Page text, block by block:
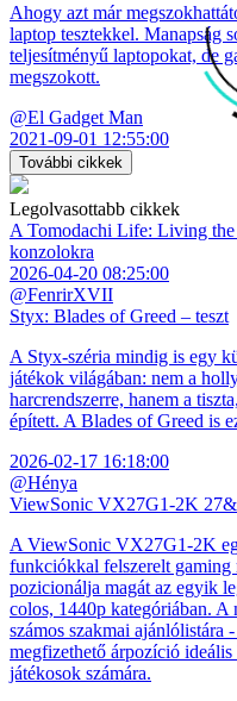
Ahogy azt már
laptop tesztekkel. Manapság
teljesítményű laptopokat, de
megszokott.
@El Gadget Man
2021-09-01 12:55:00
További cikkek
Legolvasottabb cikkek
A Tomodachi Life: Living
konzolokra
2026-04-20 08:25:00
@FenrirXVII
Styx: Blades of Greed – teszt
A Styx-széria mindig is egy
játékok világában: nem a
harcrendszerre, hanem a
épített. A Blades of Greed is
2026-02-17 16:18:00
@Hénya
ViewSonic VX27G1-2K
A ViewSonic VX27G1-2K
funkciókkal felszerelt
pozicionálja magát az egyik
colos, 1440p kategóriában.
számos szakmai ajánlólistára
megfizethető árpozíció
játékosok számára.